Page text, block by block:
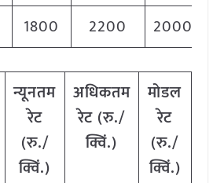
1800 2200 2000
न्यूनतम
रेट
(रु./
क्विं.)
अधिकतम
रेट (रु./
क्विं.)
मोडल
रेट
(रु./
क्विं.)